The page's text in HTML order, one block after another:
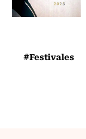
#Festivales